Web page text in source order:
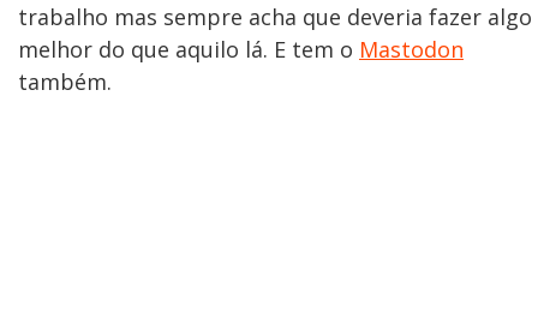
trabalho mas sempre acha que deveria fazer algo
melhor do que aquilo lá. E tem o Mastodon
também.